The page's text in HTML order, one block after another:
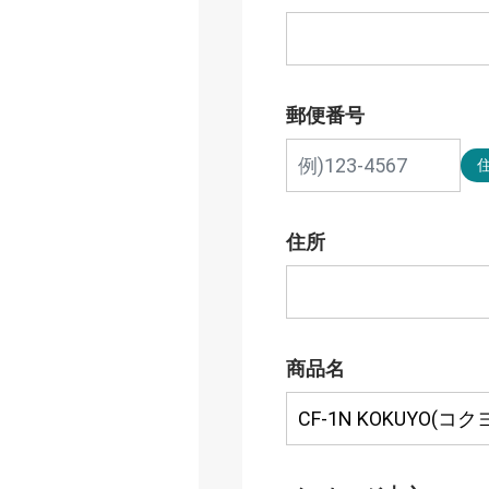
郵便番号
住所
商品名